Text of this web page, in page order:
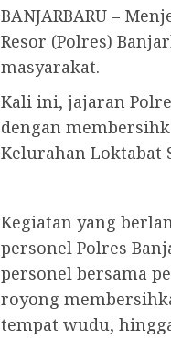
BANJARBARU –
Resor (Polres)
masyarakat.
Kali ini, jajaran
dengan
Kelurahan Loktabat
​Kegiatan yang
personel Polres
personel bersama
royong
tempat wudu,